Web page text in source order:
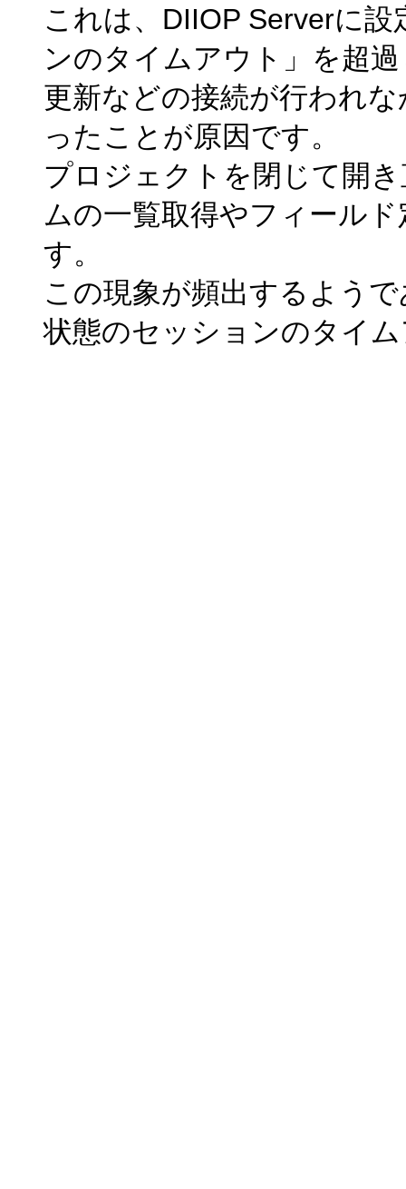
これは、DIIOP Serverに
ンのタイムアウト」を超
更新などの接続が行われ
ったことが原因です。
プロジェクトを閉じて開
ムの一覧取得やフィール
す。
この現象が頻出するよう
状態のセッションのタイ